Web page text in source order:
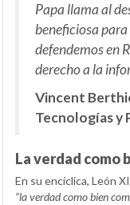
Papa llama al
beneficiosa
defendemos en
derecho a la
Vincent
Tecnologías y
La verdad como
En su encíclica, León
“la verdad como bien